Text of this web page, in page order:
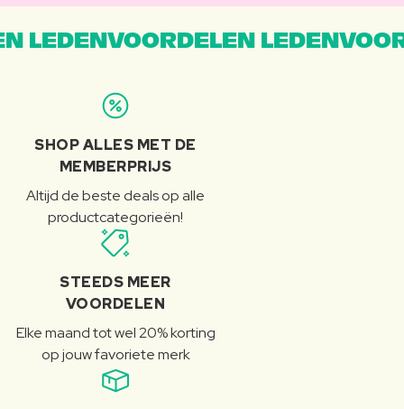
LEDENVOORDELEN
SHOP ALLES MET DE
MEMBERPRIJS
Altijd de beste deals op alle
productcategorieën!
STEEDS MEER
VOORDELEN
Elke maand tot wel 20% korting
op jouw favoriete merk